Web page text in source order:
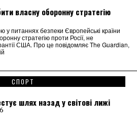
власну оборонну стратегію
у питаннях безпеки Європейські країни
стратегію проти Росії, не
США. Про це повідомляє The Guardian,
СПОРТ
шлях назад у світові лижі